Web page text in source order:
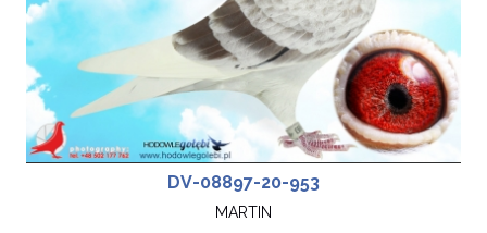
DV-08897-20-953
MARTIN